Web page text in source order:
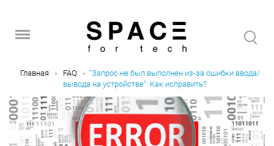
Главная FAQ
"Запрос не был выполнен из-за ошибки ввода/
вывода на устройстве": Как исправить?